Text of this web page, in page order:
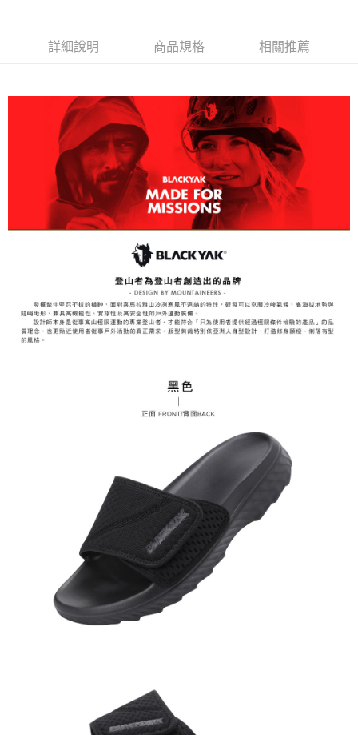
【繳款方式說明】
帳／街口支付／iPASS MONEY」等通路繳費。
【注意事項】
1.本服務係由「台灣大哥大股份有限公司」（以下簡稱本公司）所提供，讓
用戶於交易時，得透過本服務購買商品或服務，並由商店將買賣／分期付款
買賣價金債權讓與本公司後，依約使用本公司帳單繳交帳款。
2.基於同意付款使用「大哥付你分期」之契約關係目的，商店將以您的個人
資料（包含姓名、電話或地址）提供予台灣大哥大進項蒐集、處理及利用，
由本公司與您本人進行分期帳單所需資料之確認、核對及更正。
3.完整用戶服務條款，請詳閱以下連結：https://oppay.tw/userRule
３．安心：先確認商品／服務後，再付款。
結帳頁面，進行簡訊認證並確認金額後，即可完成結帳。
２．訂單成立數日內，您將收到繳費通知簡訊。
３．收到繳費通知簡訊後14天內，點擊此簡訊中的連結，可透過四大超商／
ATM／網路銀行／等多元方式進行付款，方視為交易完成。
※ 請注意：結帳手續完成當下不需立刻繳費，但若您需要取消訂單，請聯絡
購買商品的店家。未經商家同意取消之訂單仍視為有效，需透過AFTEE先享
後付繳納相關費用。
※ 交易是否成功請以「AFTEE先享後付 」之結帳頁面顯示為準，若有關於
是否繳費成功／繳費後需取消欲退款等相關疑問，請聯繫「AFTEE先享後付
客戶支援中心」https://netprotections.freshdesk.com/support/home
１．透過由恩沛科技股份有限公司提供之「AFTEE先享後付」服務完成之交
易，需依本服務之必要範圍內提供個人資料，並將交易相關給付款項請求債
權轉讓予恩沛科技股份有限公司。
２．關於個人資料處理事宜，請瀏覽以下網址：
https://aftee.tw/terms/#terms3
３．未成年的使用者請事先徵得法定代理人或監護人之同意方可使用
４．使用「AFTEE先享後付」時，將依據個別帳號之用戶狀況，依本公司即
時審查核予不同之上限額度；若仍有額度不足之情形，本公司將視審查結果
恩沛科技股份有限公司將有權停止該用戶之使用額度並採取法律行動。
全家取貨付款
付款後全家取貨
每筆NT$60，滿NT$599(含以上)免運費
萊爾富取貨付款
每筆NT$60，滿NT$799(含以上)免運費
付款後萊爾富取貨
每筆NT$60，滿NT$799(含以上)免運費
每筆NT$60，滿NT$799(含以上)免運費
付款後7-11取貨
每筆NT$60，滿NT$799(含以上)免運費
詳細說明 商品規格 相關推薦